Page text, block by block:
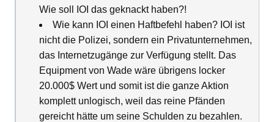
Wie soll IOI das geknackt haben?!
Wie kann IOI einen Haftbefehl haben? IOI ist
nicht die Polizei, sondern ein Privatunternehmen,
das Internetzugänge zur Verfügung stellt. Das
Equipment von Wade wäre übrigens locker
20.000$ Wert und somit ist die ganze Aktion
komplett unlogisch, weil das reine Pfänden
gereicht hätte um seine Schulden zu bezahlen.